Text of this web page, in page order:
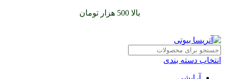
بالا 500 هزار تومان
انتخاب دسته بندی